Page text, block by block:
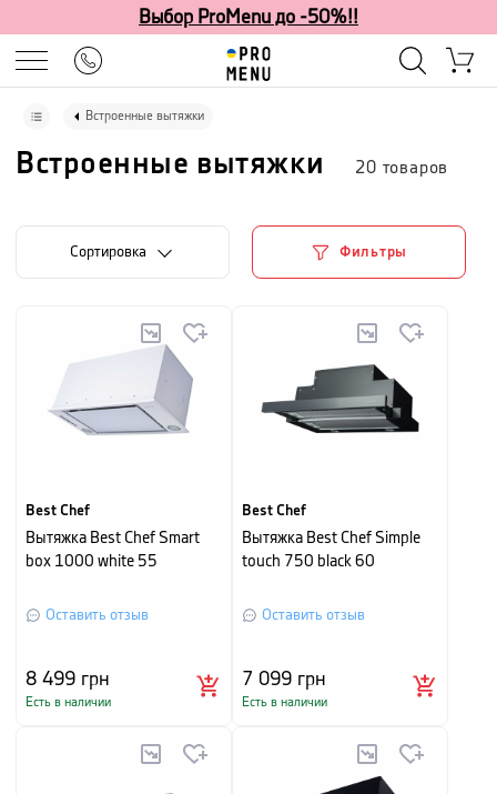
Выбор ProMenu до -50%!!
Встроенные вытяжки
Встроенные вытяжки 20 товаров
Cортировка Фильтры
Best Chef
Вытяжка Best Chef Smart
box 1000 white 55
Оставить отзыв
8 499 грн
Есть в наличии
Best Chef
Вытяжка Best Chef Simple
touch 750 black 60
Оставить отзыв
7 099 грн
Есть в наличии